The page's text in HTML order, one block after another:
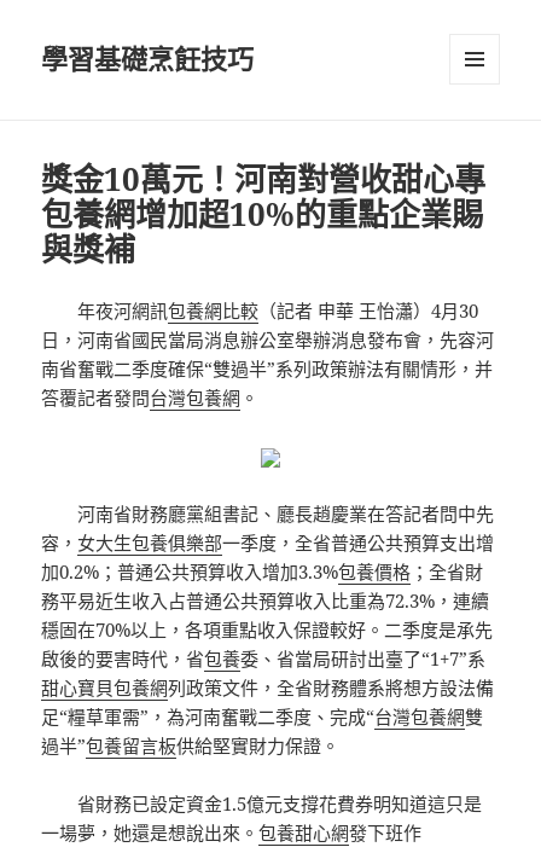
學習基礎烹飪技巧
獎金10萬元！河南對營收甜心專
包養網增加超10%的重點企業賜
與獎補
年夜河網訊包養網比較 （記者 申華 王怡瀟）4月30
日，河南省國民當局消息辦公室舉辦消息發布會，先容河
南省奮戰二季度確保“雙過半”系列政策辦法有關情形，并
答覆記者發問台灣包養網 。
河南省財務廳黨組書記、廳長趙慶業在答記者問中先
容， 女大生包養俱樂部一季度，全省普通公共預算支出增
加0.2%；普通公共預算收入增加3.3%包養價格 ；全省財
務平易近生收入占普通公共預算收入比重為72.3%，連續
穩固在70%以上，各項重點收入保證較好。二季度是承先
啟後的要害時代，省包養委、省當局研討出臺了“1+7”系
甜心寶貝包養網列政策文件，全省財務體系將想方設法備
足“糧草軍需”，為河南奮戰二季度、完成“台灣包養網雙
過半”包養留言板供給堅實財力保證。
省財務已設定資金1.5億元支撐花費券明知道這只是
一場夢，她還是想說出來。包養甜心網發下班作